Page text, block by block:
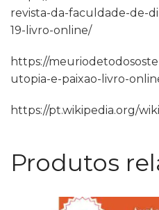
revista-da-faculdade-de-
19-livro-online/
https://
utopia-e-paixao-livro-
https://pt.wikipedia.org/
Produtos